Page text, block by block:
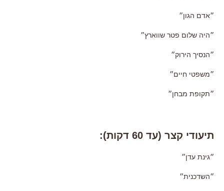
״אדם הגון״
״היה שלום פטר שווארץ״
״הנסיך הירוק״
״משפטי חיים״
״תקופת מבחן״
תיעודי קצר (עד 60 דקות):
״גינת עדן״
״השדכנית״